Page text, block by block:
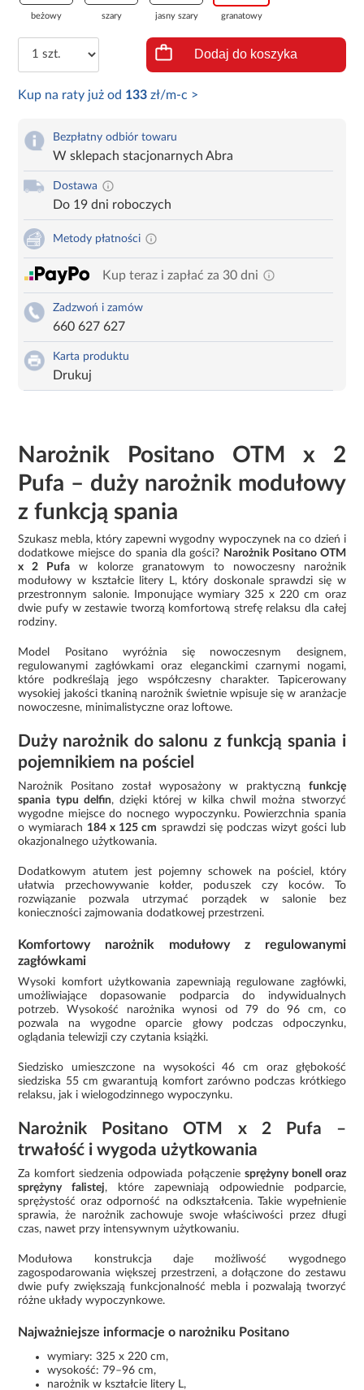
beżowy szary jasny szary granatowy
Dodaj do koszyka
Kup na raty już od 133 zł/m-c >
Bezpłatny odbiór towaru
W sklepach stacjonarnych Abra
Dostawa
Do 19 dni roboczych
Metody płatności
Kup teraz i zapłać za 30 dni
Zadzwoń i zamów
660 627 627
Karta produktu
Drukuj
Narożnik Positano OTM x 2
Pufa – duży narożnik modułowy
z funkcją spania
Szukasz mebla, który zapewni wygodny wypoczynek na co dzień i
dodatkowe miejsce do spania dla gości? Narożnik Positano OTM
x 2 Pufa w kolorze granatowym to nowoczesny narożnik
modułowy w kształcie litery L, który doskonale sprawdzi się w
przestronnym salonie. Imponujące wymiary 325 x 220 cm oraz
dwie pufy w zestawie tworzą komfortową strefę relaksu dla całej
rodziny.
Model Positano wyróżnia się nowoczesnym designem,
regulowanymi zagłówkami oraz eleganckimi czarnymi nogami,
które podkreślają jego współczesny charakter. Tapicerowany
wysokiej jakości tkaniną narożnik świetnie wpisuje się w aranżacje
nowoczesne, minimalistyczne oraz loftowe.
Duży narożnik do salonu z funkcją spania i
pojemnikiem na pościel
Narożnik Positano został wyposażony w praktyczną funkcję
spania typu delfin, dzięki której w kilka chwil można stworzyć
wygodne miejsce do nocnego wypoczynku. Powierzchnia spania
o wymiarach 184 x 125 cm sprawdzi się podczas wizyt gości lub
okazjonalnego użytkowania.
Dodatkowym atutem jest pojemny schowek na pościel, który
ułatwia przechowywanie kołder, poduszek czy koców. To
rozwiązanie pozwala utrzymać porządek w salonie bez
konieczności zajmowania dodatkowej przestrzeni.
Komfortowy narożnik modułowy z regulowanymi
zagłówkami
Wysoki komfort użytkowania zapewniają regulowane zagłówki,
umożliwiające dopasowanie podparcia do indywidualnych
potrzeb. Wysokość narożnika wynosi od 79 do 96 cm, co
pozwala na wygodne oparcie głowy podczas odpoczynku,
oglądania telewizji czy czytania książki.
Siedzisko umieszczone na wysokości 46 cm oraz głębokość
siedziska 55 cm gwarantują komfort zarówno podczas krótkiego
relaksu, jak i wielogodzinnego wypoczynku.
Narożnik Positano OTM x 2 Pufa –
trwałość i wygoda użytkowania
Za komfort siedzenia odpowiada połączenie sprężyny bonell oraz
sprężyny falistej, które zapewniają odpowiednie podparcie,
sprężystość oraz odporność na odkształcenia. Takie wypełnienie
sprawia, że narożnik zachowuje swoje właściwości przez długi
czas, nawet przy intensywnym użytkowaniu.
Modułowa konstrukcja daje możliwość wygodnego
zagospodarowania większej przestrzeni, a dołączone do zestawu
dwie pufy zwiększają funkcjonalność mebla i pozwalają tworzyć
różne układy wypoczynkowe.
Najważniejsze informacje o narożniku Positano
wymiary: 325 x 220 cm,
wysokość: 79–96 cm,
narożnik w kształcie litery L,